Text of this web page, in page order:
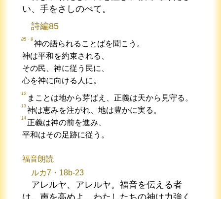
い、手をさしのべて。
詩編85
85・9
神の語られることばを聞こう。
神は平和を約束される、
その民、神に従う民に、
心を神に向ける人に。
12
まことは地から芽ばえ、正義は天から見守る。
13
神は恵みを注がれ、地は豊かに実る。
14
正義は神の前を進み、
平和はその足跡に従う。
福音朗読
ルカ7・18b-23
アレルヤ、アレルヤ。福音を伝える者
は、声を高めよ。わたしたちの神は力強く